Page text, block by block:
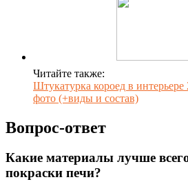
Читайте также:
Штукатурка короед в
фото (+виды и состав)
Вопрос-ответ
Какие материалы лучше
покраски печи?